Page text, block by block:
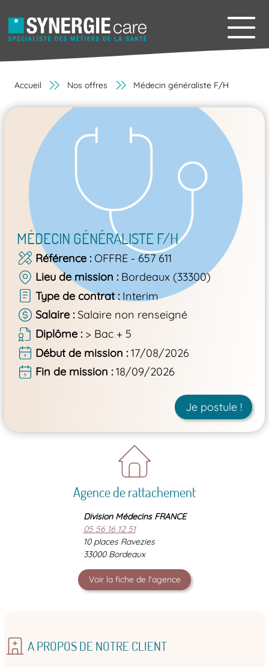
Accueil Nos offres Médecin généraliste F/H
MÉDECIN GÉNÉRALISTE F/H
Référence OFFRE - 657 611
Lieu de mission
Bordeaux (33300)
Type de contrat
Interim
Salaire Salaire non renseigné
Diplôme
> Bac + 5
Début de mission
17/08/2026
Fin de mission
18/09/2026
Je postule !
Agence de rattachement
Division Médecins FRANCE
05 56 16 12 51
10 places Ravezies
33000 Bordeaux
Voir la fiche de l'agence
A PROPOS DE NOTRE CLIENT